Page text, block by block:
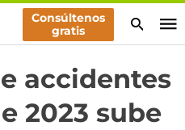
por accidentes de tráfico
Consúltenos
gratis
accidentes
2023 sube